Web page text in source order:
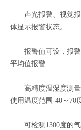
声光报警、视觉报
体显示报警状态。
报警值可设，报警
平均值报警
高精度温湿度测量(
使用温度范围-40～70
可检测1300度的气